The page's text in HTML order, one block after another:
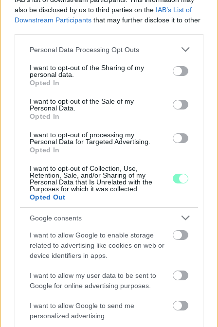
also be disclosed by us to third parties on the IAB’s List of
Downstream Participants that may further disclose it to other
Please note that this website/app uses one or more Google
not limited to your visit or usage behaviour. You may click to
grant or deny consent to Google and its third-party tags to
use your data for below specified purposes in below Google
consent section.
Personal Data Processing Opt Outs
I want to opt-out of the Sharing of my
personal data.
Opted In
I want to opt-out of the Sale of my
Personal Data.
Opted In
I want to opt-out of processing my
Personal Data for Targeted Advertising.
Opted In
I want to opt-out of Collection, Use,
Retention, Sale, and/or Sharing of my
Personal Data that Is Unrelated with the
Purposes for which it was collected.
Opted Out
Google consents
I want to allow Google to enable storage
related to advertising like cookies on web or
device identifiers in apps.
I want to allow my user data to be sent to
Google for online advertising purposes.
I want to allow Google to send me
personalized advertising.
A BAROKK ÖSSZES ÁRNYALATA ÉS MÉG EGY SOR
GYŐRBEN
Középpontban a hagyományőrzés, de lesz Pogány Induló és